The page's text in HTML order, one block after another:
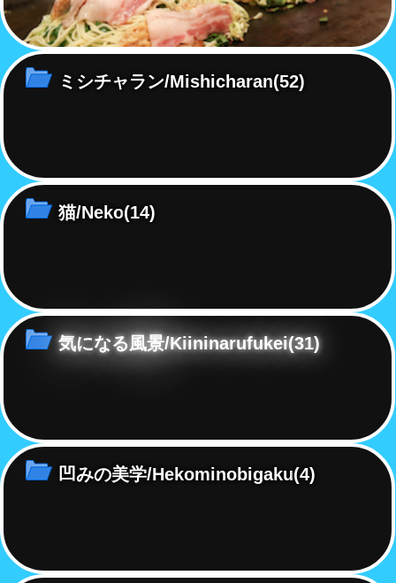
ミシチャラン/Mishicharan(52)
猫/Neko(14)
気になる風景/Kiininarufukei(31)
凹みの美学/Hekominobigaku(4)